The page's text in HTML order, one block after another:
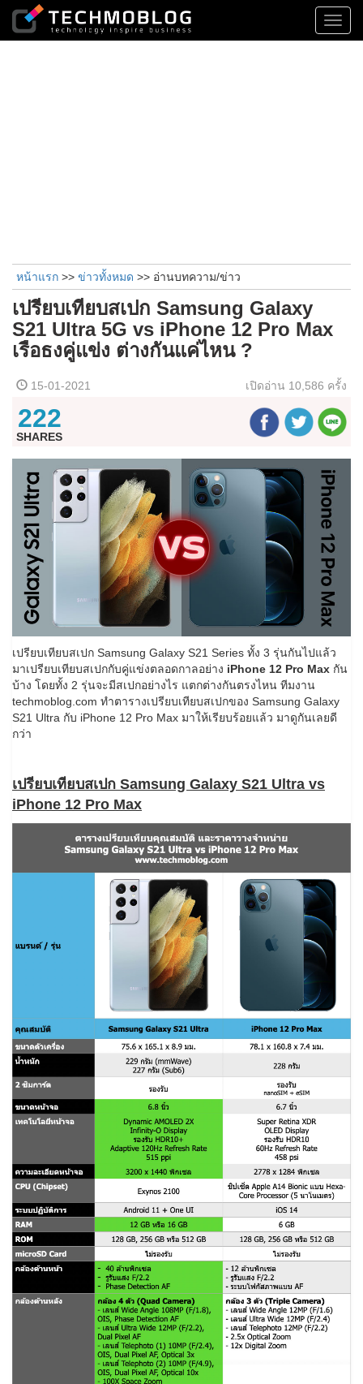
หน้าแรก >> ข่าวทั้งหมด >> อ่านบทความ/ข่าว
เปรียบเทียบสเปก Samsung Galaxy
S21 Ultra 5G vs iPhone 12 Pro Max
เรือธงคู่แข่ง ต่างกันแค่ไหน ?
15-01-2021 เปิดอ่าน 10,586 ครั้ง
222
SHARES
เปรียบเทียบสเปก Samsung Galaxy S21 Series ทั้ง 3 รุ่นกันไปแล้ว
มาเปรียบเทียบสเปกกับคู่แข่งตลอดกาลอย่าง iPhone 12 Pro Max กัน
บ้าง โดยทั้ง 2 รุ่นจะมีสเปกอย่างไร แตกต่างกันตรงไหน ทีมงาน
techmoblog.com ทำตารางเปรียบเทียบสเปกของ Samsung Galaxy
S21 Ultra กับ iPhone 12 Pro Max มาให้เรียบร้อยแล้ว มาดูกันเลยดี
กว่า
เปรียบเทียบสเปก Samsung Galaxy S21 Ultra vs
iPhone 12 Pro Max